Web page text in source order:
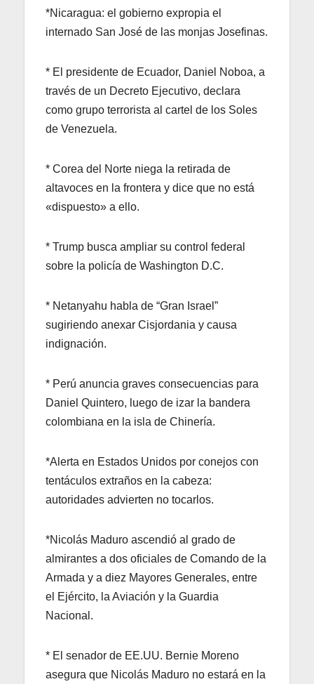
*Nicaragua: el gobierno expropia el
internado San José de las monjas Josefinas.
* El presidente de Ecuador, Daniel Noboa, a
través de un Decreto Ejecutivo, declara
como grupo terrorista al cartel de los Soles
de Venezuela.
* Corea del Norte niega la retirada de
altavoces en la frontera y dice que no está
«dispuesto» a ello.
* Trump busca ampliar su control federal
sobre la policía de Washington D.C.
* Netanyahu habla de “Gran Israel”
sugiriendo anexar Cisjordania y causa
indignación.
* Perú anuncia graves consecuencias para
Daniel Quintero, luego de izar la bandera
colombiana en la isla de Chinería.
*Alerta en Estados Unidos por conejos con
tentáculos extraños en la cabeza:
autoridades advierten no tocarlos.
*Nicolás Maduro ascendió al grado de
almirantes a dos oficiales de Comando de la
Armada y a diez Mayores Generales, entre
el Ejército, la Aviación y la Guardia
Nacional.
* El senador de EE.UU. Bernie Moreno
asegura que Nicolás Maduro no estará en la